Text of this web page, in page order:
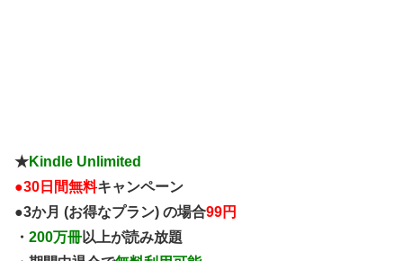
★Kindle Unlimited
●30日間無料キャンペーン
●3か月 (お得なプラン) の場合99円
・ 200万冊以上が読み放題